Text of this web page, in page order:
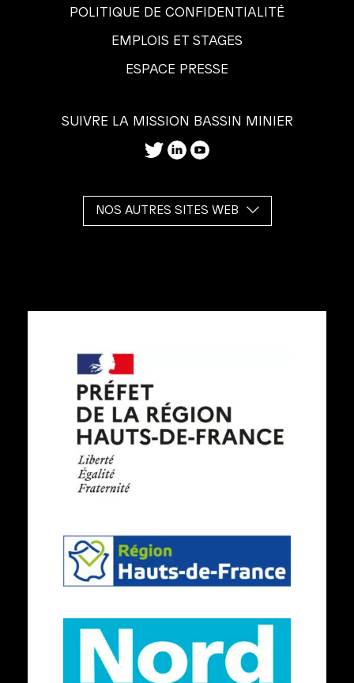
POLITIQUE DE CONFIDENTIALITÉ
EMPLOIS ET STAGES
ESPACE PRESSE
SUIVRE LA MISSION BASSIN MINIER
NOS AUTRES SITES WEB
de
l'état
Hauts-
France
département
du